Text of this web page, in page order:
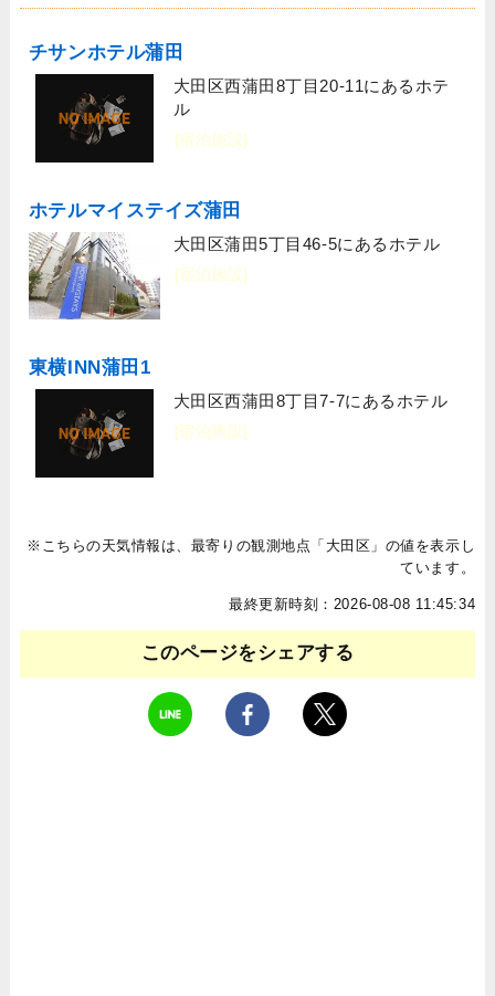
チサンホテル蒲田
大田区西蒲田8丁目20-11にあるホテ
ル
[宿泊施設]
ホテルマイステイズ蒲田
大田区蒲田5丁目46-5にあるホテル
[宿泊施設]
東横INN蒲田1
大田区西蒲田8丁目7-7にあるホテル
[宿泊施設]
※こちらの天気情報は、最寄りの観測地点「大田区」の値を表示し
ています。
最終更新時刻：2026-08-08 11:45:34
このページをシェアする